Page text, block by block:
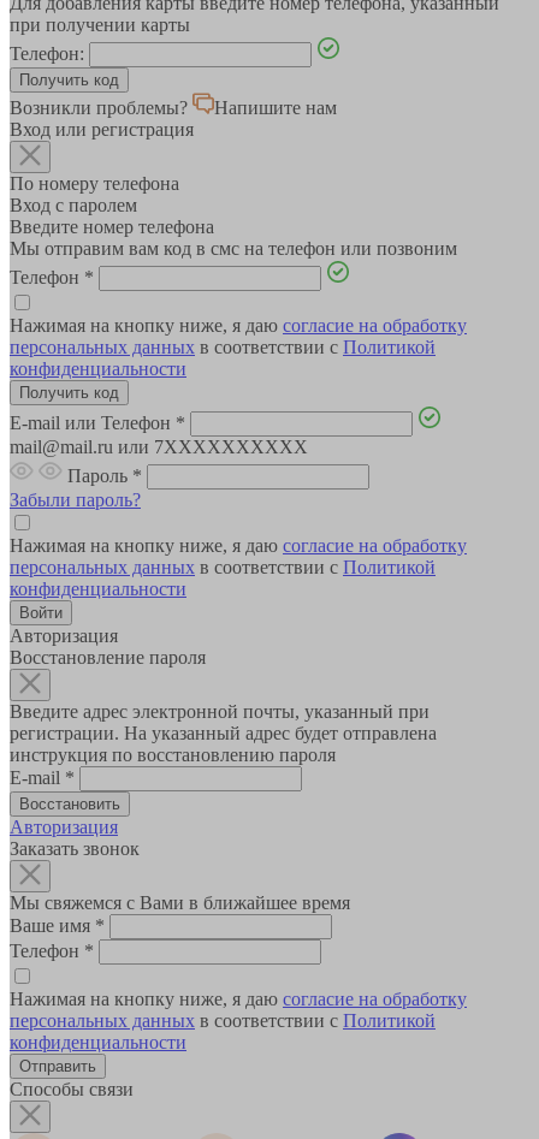
при получении карты
Телефон:
Возникли проблемы?
Напишите нам
Вход или регистрация
По номеру телефона
Вход с паролем
Введите номер телефона
Мы отправим вам код в смс на телефон или позвоним
Телефон *
Нажимая на кнопку ниже, я даю согласие на обработку
персональных данных в соответствии с Политикой
конфиденциальности
E-mail или Телефон *
mail@mail.ru или 7XXXXXXXXXX
Пароль *
Забыли пароль?
Нажимая на кнопку ниже, я даю согласие на обработку
персональных данных в соответствии с Политикой
конфиденциальности
Авторизация
Восстановление пароля
Введите адрес электронной почты, указанный при
регистрации. На указанный адрес будет отправлена
инструкция по восстановлению пароля
E-mail *
Авторизация
Заказать звонок
Мы свяжемся с Вами в ближайшее время
Ваше имя *
Телефон *
Нажимая на кнопку ниже, я даю согласие на обработку
персональных данных в соответствии с Политикой
конфиденциальности
Способы связи